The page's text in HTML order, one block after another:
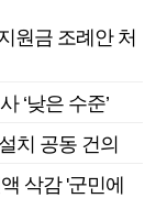
원금 조례안 처
‘낮은 수준’
치 공동 건의
삭감 '군민에